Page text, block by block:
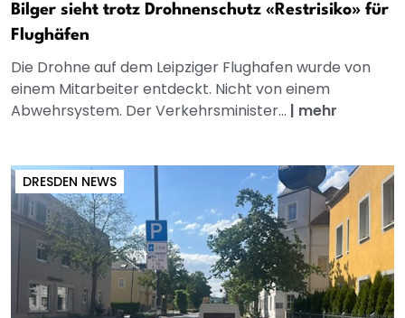
Bilger sieht trotz Drohnenschutz «Restrisiko» für
Flughäfen
Die Drohne auf dem Leipziger Flughafen wurde von
einem Mitarbeiter entdeckt. Nicht von einem
Abwehrsystem. Der Verkehrsminister... | mehr
DRESDEN NEWS